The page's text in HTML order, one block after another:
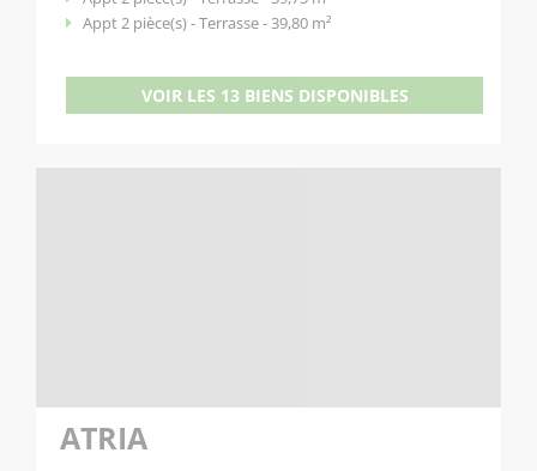
Appt 2 pièce(s) - Terrasse - 39,80 m²
VOIR LES 13 BIENS DISPONIBLES
ATRIA